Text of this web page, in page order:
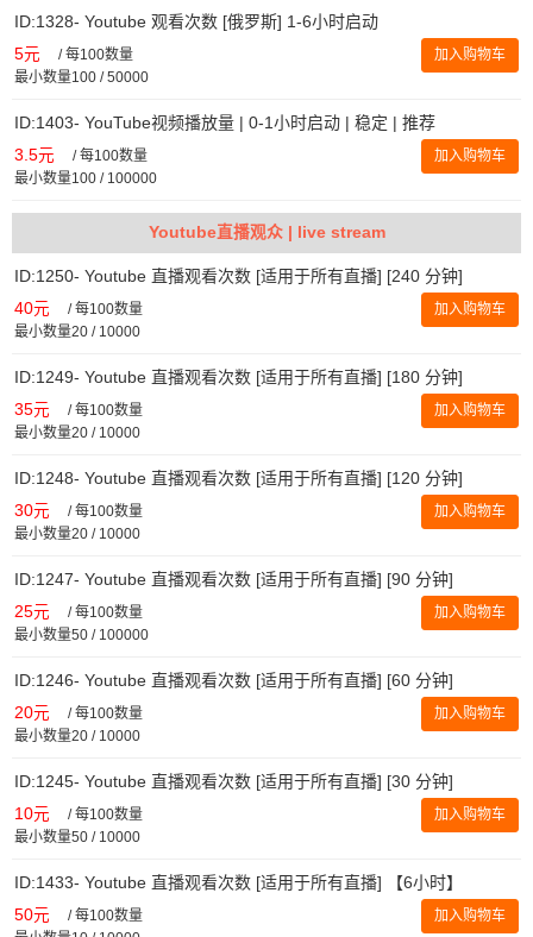
ID:1328- Youtube 观看次数 [俄罗斯] 1-6小时启动
5元 /每100数量
最小数量100 / 50000
加入购物车
ID:1403- YouTube视频播放量 | 0-1小时启动 | 稳定 | 推荐
3.5元 /每100数量
最小数量100 / 100000
加入购物车
Youtube直播观众 | live stream
ID:1250- Youtube 直播观看次数 [适用于所有直播] [240 分钟]
40元 /每100数量
最小数量20 / 10000
加入购物车
ID:1249- Youtube 直播观看次数 [适用于所有直播] [180 分钟]
35元 /每100数量
最小数量20 / 10000
加入购物车
ID:1248- Youtube 直播观看次数 [适用于所有直播] [120 分钟]
30元 /每100数量
最小数量20 / 10000
加入购物车
ID:1247- Youtube 直播观看次数 [适用于所有直播] [90 分钟]
25元 /每100数量
最小数量50 / 100000
加入购物车
ID:1246- Youtube 直播观看次数 [适用于所有直播] [60 分钟]
20元 /每100数量
最小数量20 / 10000
加入购物车
ID:1245- Youtube 直播观看次数 [适用于所有直播] [30 分钟]
10元 /每100数量
最小数量50 / 10000
加入购物车
ID:1433- Youtube 直播观看次数 [适用于所有直播] 【6小时】
50元 /每100数量
加入购物车